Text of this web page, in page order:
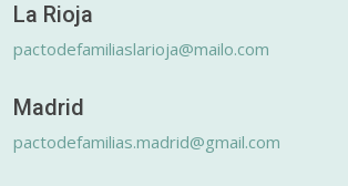
La Rioja
pactodefamiliaslarioja@mailo.com
Madrid
pactodefamilias.madrid@gmail.com